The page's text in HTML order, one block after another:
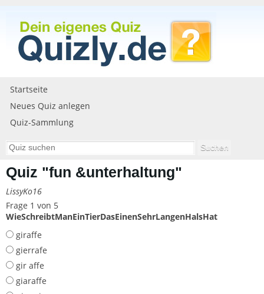
Startseite
Neues Quiz anlegen
Quiz-Sammlung
Quiz "fun &unterhaltung"
LissyKo16
Frage 1 von 5
WieSchreibtManEinTierDasEinenSehrLangenHalsHat
giraffe
gierrafe
gir affe
giaraffe